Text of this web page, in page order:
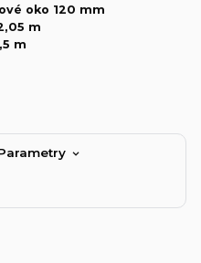
oko 120 mm
m
m